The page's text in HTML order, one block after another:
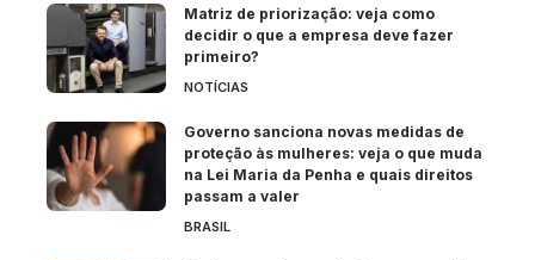
Matriz de priorização: veja como
decidir o que a empresa deve fazer
primeiro?
NOTÍCIAS
Governo sanciona novas medidas de
proteção às mulheres: veja o que muda
na Lei Maria da Penha e quais direitos
passam a valer
BRASIL